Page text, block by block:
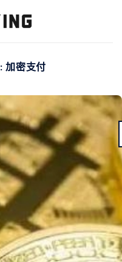
加密支付